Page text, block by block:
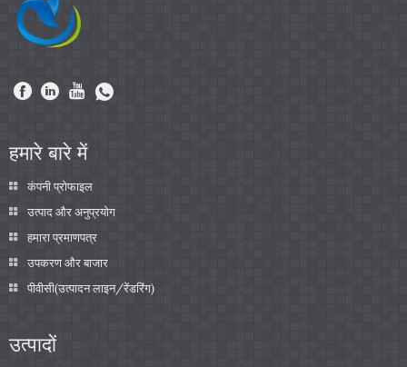
हमारे बारे में
कंपनी प्रोफाइल
उत्पाद और अनुप्रयोग
हमारा प्रमाणपत्र
उपकरण और बाजार
पीवीसी(उत्पादन लाइन/रेंडरिंग)
उत्पादों